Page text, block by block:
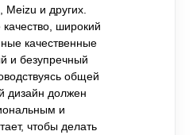
и других.
широкий
качественные
и безупречный
общей
дизайн должен
и
чтобы делать